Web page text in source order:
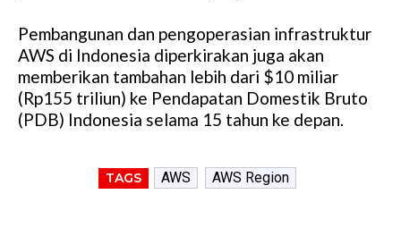
Pembangunan dan pengoperasian infrastruktur
AWS di Indonesia diperkirakan juga akan
memberikan tambahan lebih dari $10 miliar
(Rp155 triliun) ke Pendapatan Domestik Bruto
(PDB) Indonesia selama 15 tahun ke depan.
TAGS AWS AWS Region